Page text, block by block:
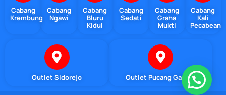
Cabang
Krembung
Cabang
Ngawi
Cabang
Bluru
Kidul
Cabang
Sedati
Cabang
Graha
Mukti
Cabang
Kali
Pecabean
Outlet Sidorejo Outlet Pucang Gading